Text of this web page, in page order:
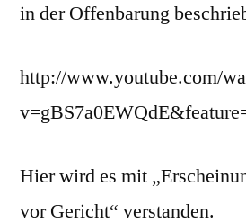
in der Offenbarung
http://www.youtube.com/
Hier wird es mit
vor Gericht“ verstanden.